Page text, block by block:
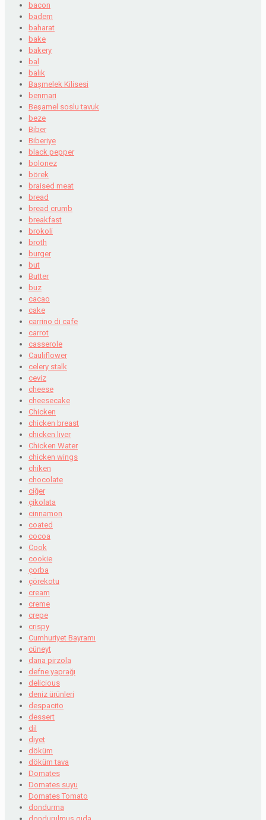
bacon
badem
baharat
bake
bakery
bal
balık
Başmelek Kilisesi
benmari
Beşamel soslu tavuk
beze
Biber
Biberiye
black pepper
bolonez
börek
braised meat
bread
bread crumb
breakfast
brokoli
broth
burger
but
Butter
buz
cacao
cake
carrino di cafe
carrot
casserole
Cauliflower
celery stalk
ceviz
cheese
cheesecake
Chicken
chicken breast
chicken liver
Chicken Water
chicken wings
chiken
chocolate
ciğer
çikolata
cinnamon
coated
cocoa
Cook
cookie
çorba
çörekotu
cream
creme
crepe
crispy
Cumhuriyet Bayramı
cüneyt
dana pirzola
defne yaprağı
delicious
deniz ürünleri
despacito
dessert
dil
diyet
döküm
döküm tava
Domates
Domates suyu
Domates Tomato
dondurma